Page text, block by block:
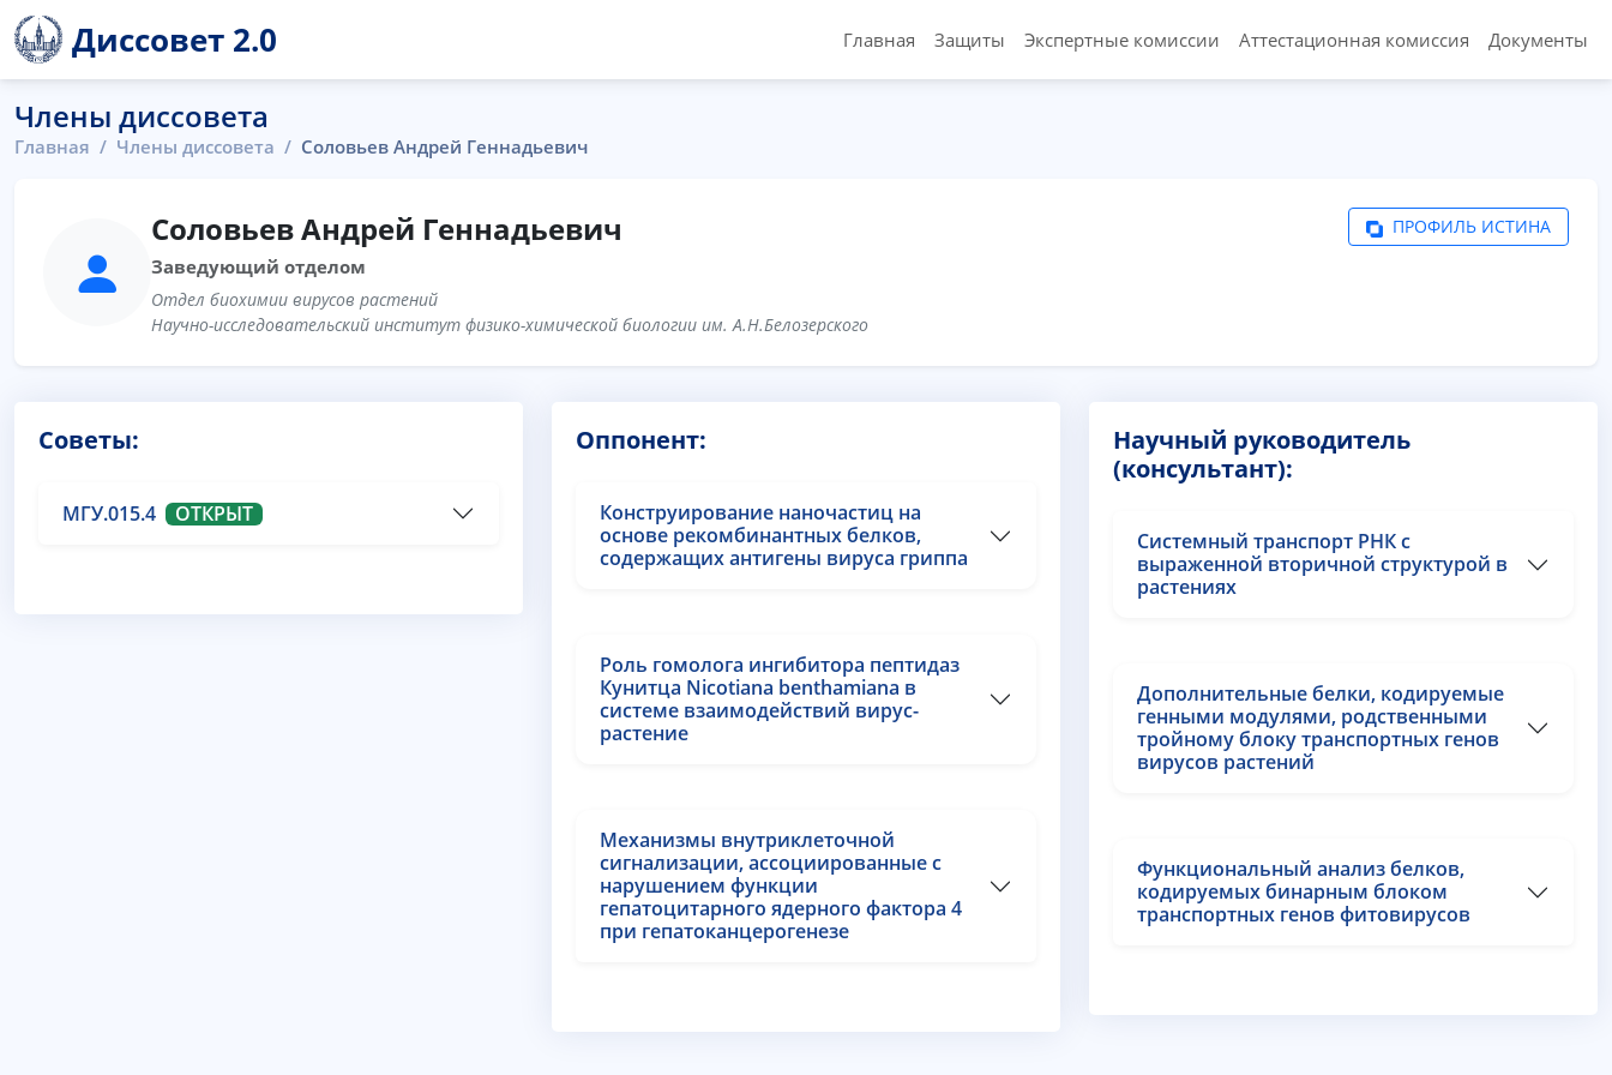
Диссовет 2.0 Главная Защиты Экспертные комиссии Аттестационная комиссия Документы
Члены диссовета
Главная Члены диссовета Соловьев Андрей Геннадьевич
Соловьев Андрей Геннадьевич
Заведующий отделом
Отдел биохимии вирусов растений
Научно-исследовательский институт физико-химической биологии им. А.Н.Белозерского
ПРОФИЛЬ ИСТИНА
Советы:
МГУ.015.4 ОТКРЫТ
Оппонент:
Конструирование наночастиц на
основе рекомбинантных белков,
содержащих антигены вируса гриппа
Роль гомолога ингибитора пептидаз
Кунитца Nicotiana benthamiana в
системе взаимодействий вирус-
растение
Механизмы внутриклеточной
сигнализации, ассоциированные с
нарушением функции
гепатоцитарного ядерного фактора 4
при гепатоканцерогенезе
Научный руководитель
(консультант):
Системный транспорт РНК с
выраженной вторичной структурой в
растениях
Дополнительные белки, кодируемые
генными модулями, родственными
тройному блоку транспортных генов
вирусов растений
Функциональный анализ белков,
кодируемых бинарным блоком
транспортных генов фитовирусов